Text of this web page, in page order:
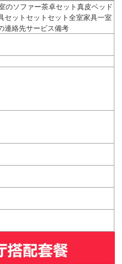
のソファー茶卓セット真皮ベッド
セットセットセット全室家具一室
連絡先サービス備考